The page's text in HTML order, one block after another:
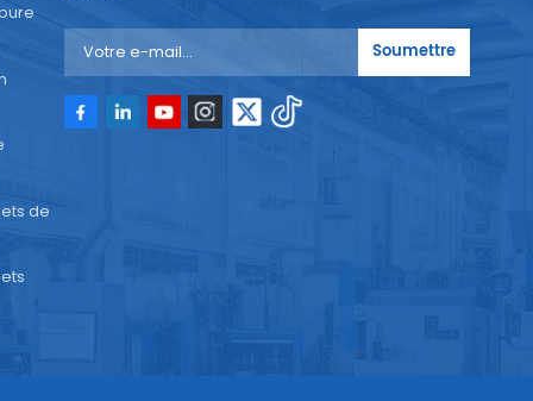
de
Soumettre